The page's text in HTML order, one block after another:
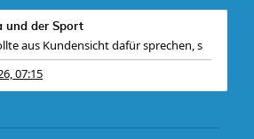
und der Sport
aus Kundensicht dafür sprechen, s
07:15